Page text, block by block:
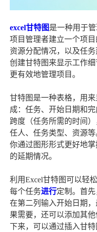
excel甘特图是一种用于
项目管理者建立一个项目
资源分配情况，以及任
创建甘特图来显示工作细
更有效地管理项目。
甘特图是一种表格，用
成：任务、开始日期和
跨度（任务所需的时间
任人、任务类型、资源
你通过图形形式更好地
的延期情况。
利用Excel甘特图可以轻
每个任务进行定制。首
在第二列输入开始日期
果需要，还可以添加其
下来，可以通过插入甘